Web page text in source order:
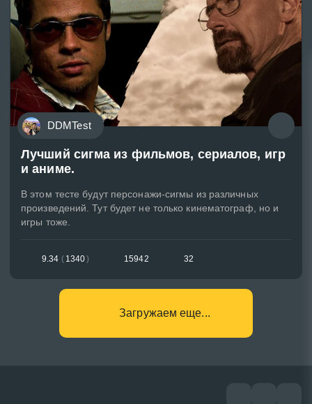
DDMTest
Лучший сигма из фильмов, сериалов, игр
и аниме.
В этом тесте будут персонажи-сигмы из различных
произведений. Тут будет не только кинематограф, но и
игры тоже.
9.34 ( 1340) 15942 32
Загружаем еще...